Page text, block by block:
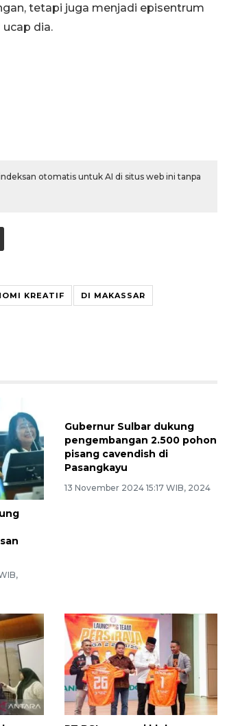
tetapi juga menjadi episentrum
dia.
otomatis untuk AI di situs web ini tanpa
KREATIF DI MAKASSAR
Gubernur Sulbar dukung
pengembangan 2.500 pohon
pisang cavendish di
Pasangkayu
13 November 2024 15:17 WIB, 2024